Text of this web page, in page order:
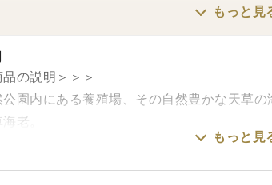
す。 パックのまま流水解凍して開封し、調理してお
もっと見
品の説明＞＞＞
公園内にある養殖場、その自然豊かな天草
老。
ら取り上げの際 傷ついた・弱ってしまった
もっと見